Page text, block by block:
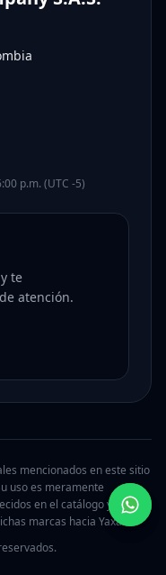
p.m. (UTC -5)
te
atención.
mencionados en este sitio
uso es meramente
en el catálogo y no
marcas hacia Yaxa.